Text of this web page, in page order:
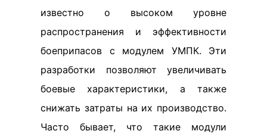
известно о высоком уровне
распространения и эффективности
боеприпасов с модулем УМПК. Эти
разработки позволяют увеличивать
боевые характеристики, а также
снижать затраты на их производство.
Часто бывает, что такие модули